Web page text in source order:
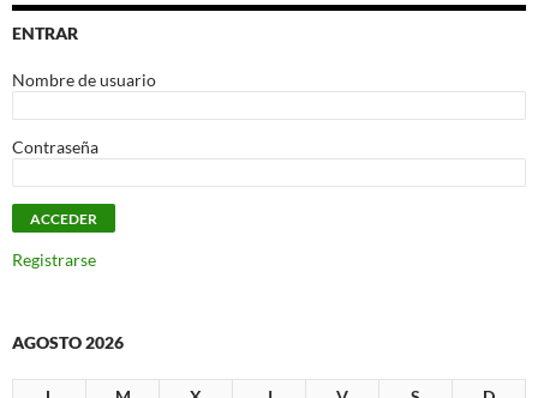
ENTRAR
Nombre de usuario
Contraseña
Registrarse
AGOSTO 2026